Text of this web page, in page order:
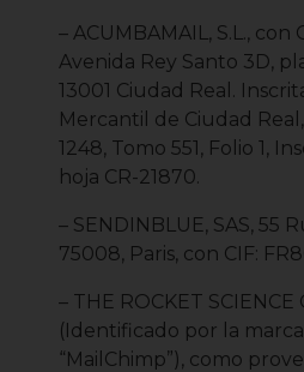
– ACUMBAMAIL, S.L., con
Avenida Rey Santo 3D,
13001 Ciudad Real.
Mercantil de Ciudad
1248, Tomo 551, Folio 1,
hoja CR-21870.
– SENDINBLUE, SAS, 55
75008, Paris, con CIF:
– THE ROCKET SCIENCE
(Identificado por la
“MailChimp”), como